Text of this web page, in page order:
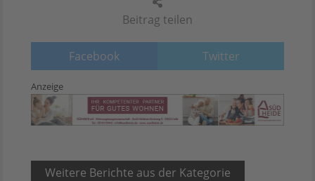
Beitrag teilen
Facebook Twitter
Anzeige
Weitere Berichte aus der Kategorie